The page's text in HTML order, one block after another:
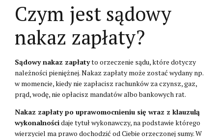
Czym jest sądowy
nakaz zapłaty?
Sądowy nakaz zapłatyto orzeczenie sądu, które dotyczy
należności pieniężnej. Nakaz zapłaty może zostać wydany np.
w momencie, kiedy nie zapłacisz rachunków za czynsz, gaz,
prąd, wodę, nie opłacisz mandatów albo bankowych rat.
Nakaz zapłaty po uprawomocnieniu się wraz z klauzulą
wykonalnościdaje tytuł wykonawczy, na podstawie którego
wierzyciel ma prawo dochodzić od Ciebie orzeczonej sumy. W